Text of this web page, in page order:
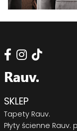
SKLEP
Tapety Rauv.
Płyty ścienne Rauv.